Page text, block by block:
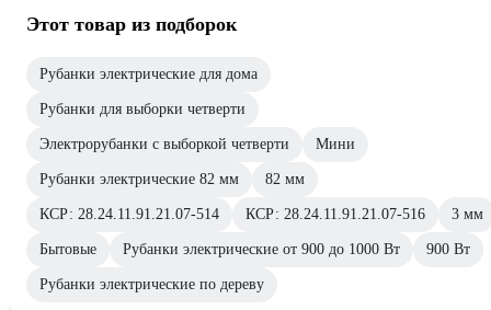
Этот товар из подборок
Рубанки электрические для дома
Рубанки для выборки четверти
Электрорубанки с выборкой четверти Мини
Рубанки электрические 82 мм 82 мм
КСР: 28.24.11.91.21.07-514 КСР: 28.24.11.91.21.07-516 3 мм
Бытовые Рубанки электрические от 900 до 1000 Вт 900 Вт
Рубанки электрические по дереву